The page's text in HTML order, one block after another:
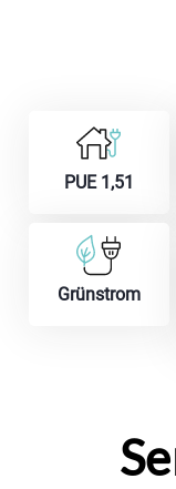
PUE 1,51
Grünstrom